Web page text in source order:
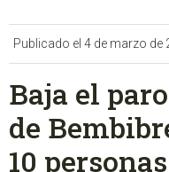
Publicado el 4 de marzo de
Baja el
de
10